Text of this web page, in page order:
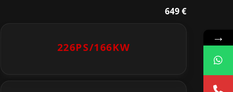
649 €
226PS/166KW
→